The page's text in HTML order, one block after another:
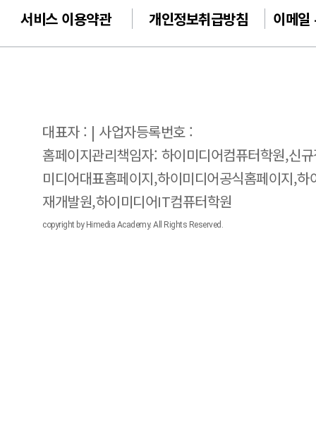
서비스 이용약관 개인정보취급방침 이메일
대표자 : | 사업자등록번호 :
홈페이지관리책임자: 하이미디어컴퓨터학원,신
미디어대표홈페이지,하이미디어공식홈페이지,
재개발원,하이미디어IT컴퓨터학원
copyright by Himedia Academy. All Rights Reserved.